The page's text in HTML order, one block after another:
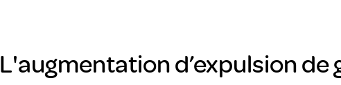
L'augmentation d’expulsion de